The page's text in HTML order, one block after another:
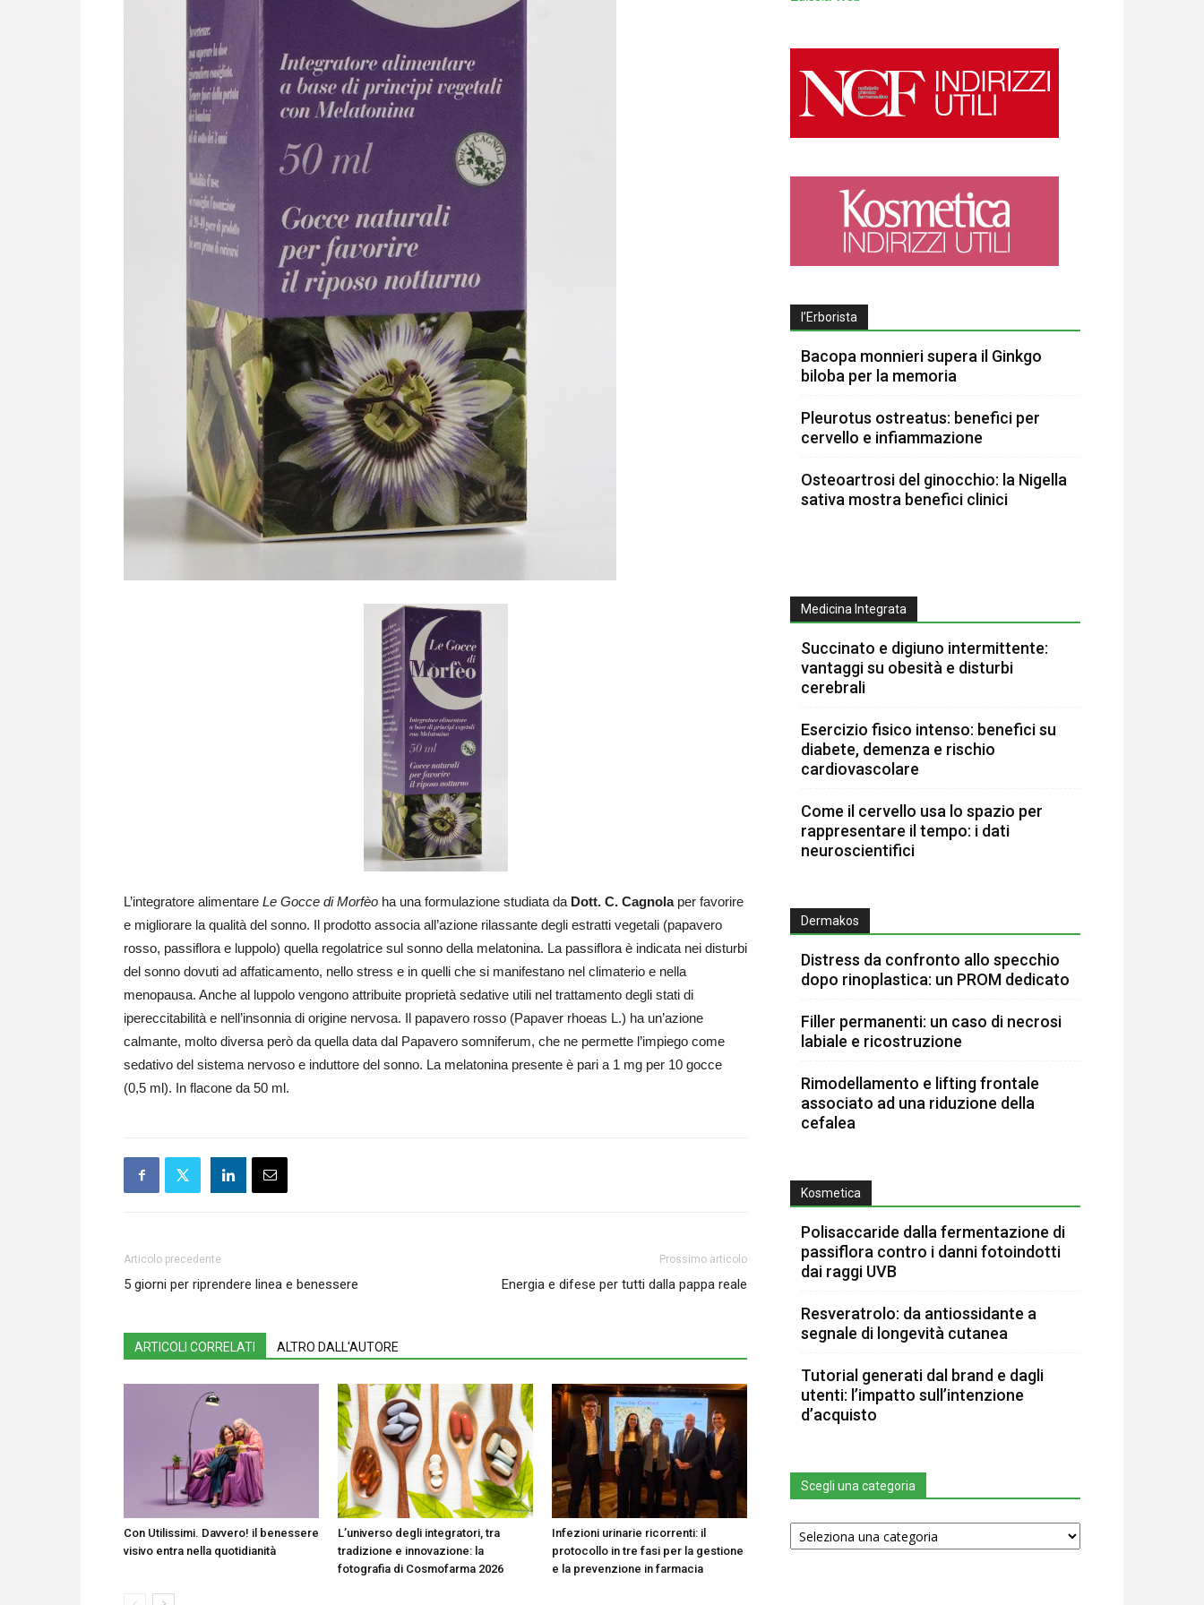
L’integratore alimentare Le Gocce di Morfèo ha una formulazione studiata da Dott. C. Cagnolaper favorire
e migliorare la qualità del sonno. Il prodotto associa all’azione rilassante degli estratti vegetali (papavero
rosso, passiflora e luppolo) quella regolatrice sul sonno della melatonina. La passiflora è indicata nei disturbi
del sonno dovuti ad affaticamento, nello stress e in quelli che si manifestano nel climaterio e nella
menopausa. Anche al luppolo vengono attribuite proprietà sedative utili nel trattamento degli stati di
ipereccitabilità e nell’insonnia di origine nervosa. Il papavero rosso (Papaver rhoeas L.) ha un’azione
calmante, molto diversa però da quella data dal Papavero somniferum, che ne permette l’impiego come
sedativo del sistema nervoso e induttore del sonno. La melatonina presente è pari a 1 mg per 10 gocce
(0,5 ml). In flacone da 50 ml.
Articolo precedente
5 giorni per riprendere linea e benessere
Prossimo articolo
Energia e difese per tutti dalla pappa reale
ARTICOLI CORRELATI ALTRO DALL'AUTORE
Con Utilissimi. Davvero! il benessere
visivo entra nella quotidianità
L’universo degli integratori, tra
tradizione e innovazione: la
fotografia di Cosmofarma 2026
Infezioni urinarie ricorrenti: il
protocollo in tre fasi per la gestione
e la prevenzione in farmacia
l’Erborista
Bacopa monnieri supera il Ginkgo
biloba per la memoria
Pleurotus ostreatus: benefici per
cervello e infiammazione
Osteoartrosi del ginocchio: la Nigella
sativa mostra benefici clinici
Medicina Integrata
Succinato e digiuno intermittente:
vantaggi su obesità e disturbi
cerebrali
Esercizio fisico intenso: benefici su
diabete, demenza e rischio
cardiovascolare
Come il cervello usa lo spazio per
rappresentare il tempo: i dati
neuroscientifici
Dermakos
Distress da confronto allo specchio
dopo rinoplastica: un PROM dedicato
Filler permanenti: un caso di necrosi
labiale e ricostruzione
Rimodellamento e lifting frontale
associato ad una riduzione della
cefalea
Kosmetica
Polisaccaride dalla fermentazione di
passiflora contro i danni fotoindotti
dai raggi UVB
Resveratrolo: da antiossidante a
segnale di longevità cutanea
Tutorial generati dal brand e dagli
utenti: l’impatto sull’intenzione
d’acquisto
Scegli una categoria
Scegli
una